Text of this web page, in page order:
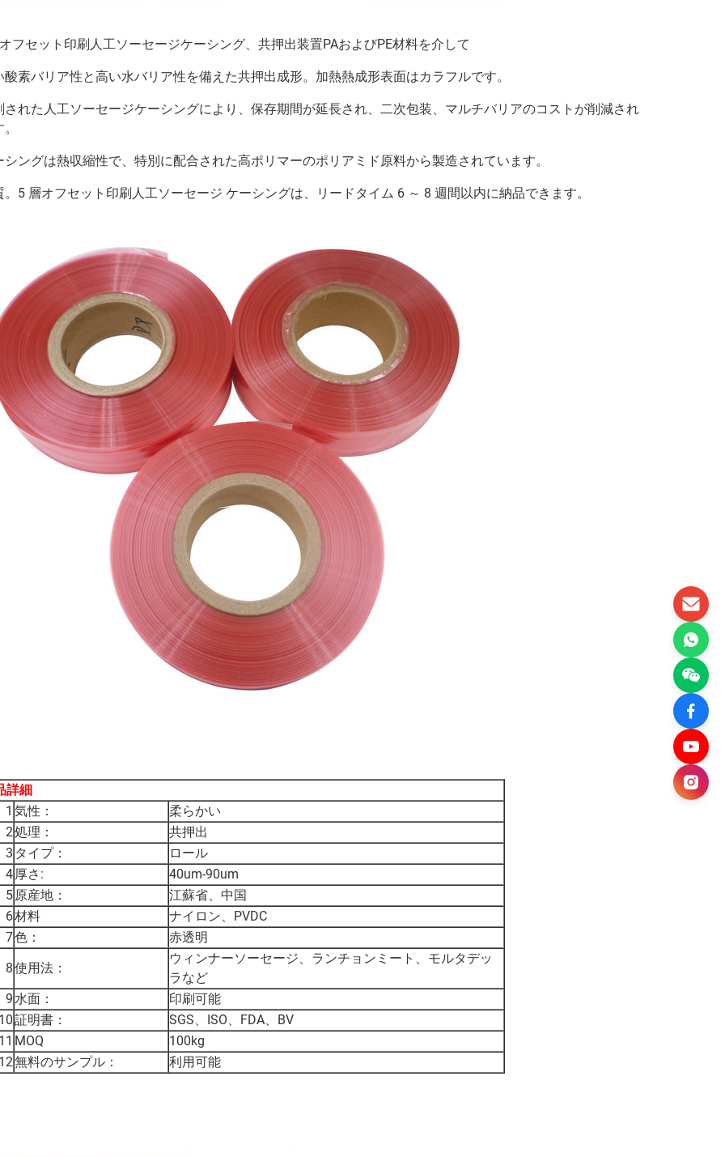
フセット印刷人工ソーセージケーシング、共押出装置PAおよびPE材料を介して
酸素バリア性と高い水バリア性を備えた共押出成形。加熱熱成形表面はカラフルです。
された人工ソーセージケーシングにより、保存期間が延長され、二次包装、マルチバリアのコストが削減され
シングは熱収縮性で、特別に配合された高ポリマーのポリアミド原料から製造されています。
。5 層オフセット印刷人工ソーセージ ケーシングは、リードタイム 6 ～ 8 週間以内に納品できます。
詳細
1 気性：
柔らかい
2処理：
共押出
3 タイプ：
ロール
4厚さ:
40um-90um
5原産地：
江蘇省、中国
6材料
ナイロン、PVDC
7色：
赤透明
8使用法：
ウィンナーソーセージ、ランチョンミート、モルタデッ
ラなど
9水面：
印刷可能
証明書：
SGS、ISO、FDA、BV
MOQ
100kg
無料のサンプル： 利用可能